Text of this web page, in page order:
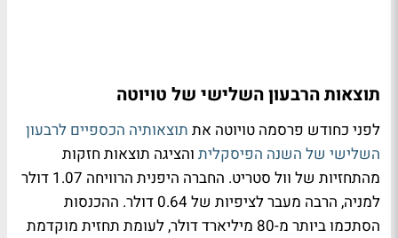
תוצאות הרבעון השלישי של טויוטה
לפני כחודש פרסמה טויוטה את תוצאותיה הכספיים לרבעון
השלישי של השנה הפיסקלית והציגה תוצאות חזקות
מהתחזיות של וול סטריט. החברה היפנית הרוויחה 1.07 דולר
למניה, הרבה מעבר לציפיות של 0.64 דולר. ההכנסות
הסתכמו ביותר מ-80 מיליארד דולר, לעומת תחזית מוקדמת